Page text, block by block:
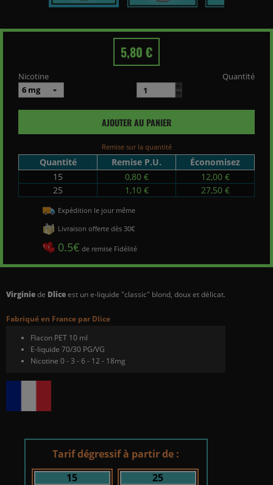
Virginiede Dliceest un e-liquide "classic" blond, doux et délicat.
Fabriqué en France par Dlice
Flacon PET 10 ml
E-liquide 70/30 PG/VG
Nicotine 0 - 3 - 6 - 12 - 18mg
Tarif dégressif à partir de :
15
25
5,80 €
Nicotine Quantité
AJOUTER AU PANIER
Remise sur la quantité
Quantité Remise P.U.
Économisez
15
0,80 €
12,00 €
25
1,10 € 27,50 €
Expédition le jour même
Livraison offerte dès 30€
0.5€ de remise Fidélité